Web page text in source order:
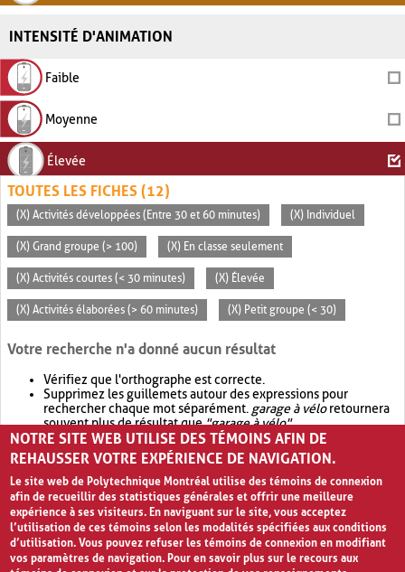
INTENSITÉ D'ANIMATION
Faible
Moyenne
Élevée
TOUTES LES FICHES (12)
(X) Activités développées (Entre 30 et 60 minutes) (X) Individuel
(X) Grand groupe (> 100) (X) En classe seulement
(X) Activités courtes (< 30 minutes) (X) Élevée
(X) Activités élaborées (> 60 minutes) (X) Petit groupe (< 30)
Votre recherche n'a donné aucun résultat
Vérifiez que l'orthographe est correcte.
Supprimez les guillemets autour des expressions pour
rechercher chaque mot séparément. garage à véloretournera
souvent plus de résultat que"garage à vélo".
Envisagez d'élargir votre recherche avec OR.garage OR vélo
retournera souvent plus de résultat quegarage à vélo
NOTRE SITE WEB UTILISE DES TÉMOINS AFIN DE
REHAUSSER VOTRE EXPÉRIENCE DE NAVIGATION.
Le site web de Polytechnique Montréal utilise des témoins de connexion
afin de recueillir des statistiques générales et offrir une meilleure
expérience à ses visiteurs. En naviguant sur le site, vous acceptez
l’utilisation de ces témoins selon les modalités spécifiées aux conditions
d’utilisation. Vous pouvez refuser les témoins de connexion en modifiant
vos paramètres de navigation. Pour en savoir plus sur le recours aux